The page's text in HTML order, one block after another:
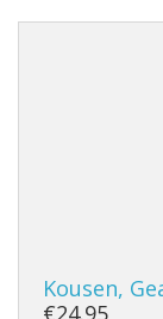
Kousen,
€24.95